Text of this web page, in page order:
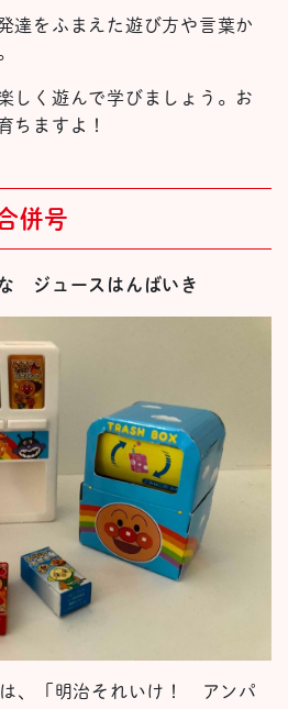
達をふまえた遊び方や言葉か
しく遊んで学びましょう。お
ちますよ！
併号
ジュースはんばいき
、「明治それいけ！ アンパ